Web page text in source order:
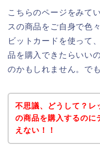
こちらのページをみて
スの商品をご自身で色
ビットカードを使って
品を購入できたらいい
のかもしれません。で
不思議、どうして？レ
の商品を購入するのに
えない！！